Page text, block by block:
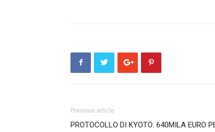
Previous article
PROTOCOLLO DI KYOTO: 640MILA EURO